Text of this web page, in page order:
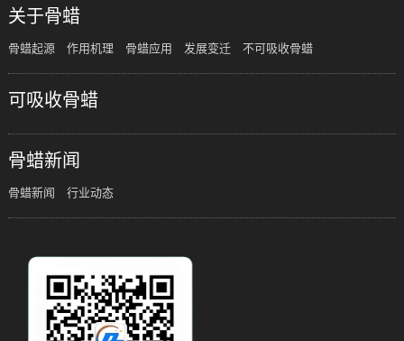
关于骨蜡
骨蜡起源 作用机理 骨蜡应用 发展变迁 不可吸收骨蜡
可吸收骨蜡
骨蜡新闻
骨蜡新闻 行业动态